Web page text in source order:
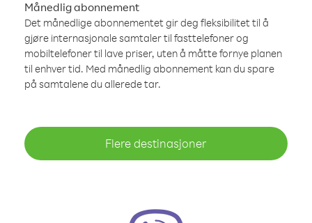
Månedlig abonnement
Det månedlige abonnementet gir deg fleksibilitet til å
gjøre internasjonale samtaler til fasttelefoner og
mobiltelefoner til lave priser, uten å måtte fornye planen
til enhver tid. Med månedlig abonnement kan du spare
på samtalene du allerede tar.
Flere destinasjoner